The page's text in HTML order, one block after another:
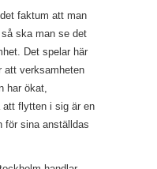
faktum att man
ska man se det
Det spelar här
att verksamheten
har ökat,
att flytten i sig är en
för sina anställdas